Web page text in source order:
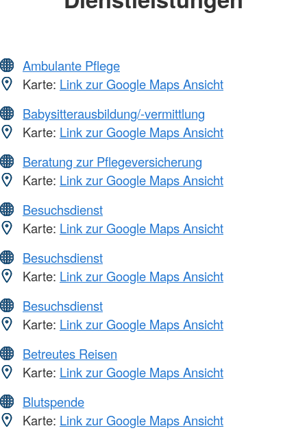
Ambulante Pflege
Karte: Link zur Google Maps Ansicht
Babysitterausbildung/-vermittlung
Karte: Link zur Google Maps Ansicht
Beratung zur Pflegeversicherung
Karte: Link zur Google Maps Ansicht
Besuchsdienst
Karte: Link zur Google Maps Ansicht
Besuchsdienst
Karte: Link zur Google Maps Ansicht
Besuchsdienst
Karte: Link zur Google Maps Ansicht
Betreutes Reisen
Karte: Link zur Google Maps Ansicht
Blutspende
Karte: Link zur Google Maps Ansicht